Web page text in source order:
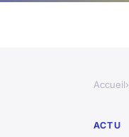
Accueil›
ACTU